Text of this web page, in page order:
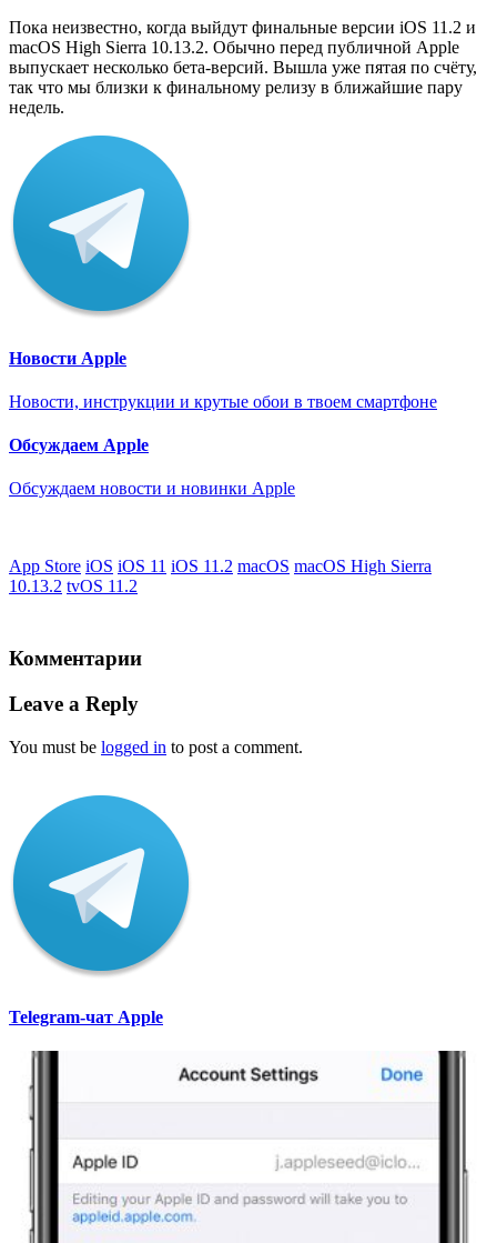
Пока неизвестно, когда выйдут финальные версии iOS 11.2 и
macOS High Sierra 10.13.2. Обычно перед публичной Apple
выпускает несколько бета-версий. Вышла уже пятая по счёту,
так что мы близки к финальному релизу в ближайшие пару
недель.
Новости Apple
Новости, инструкции и крутые обои в твоем смартфоне
Обсуждаем Apple
Обсуждаем новости и новинки Apple
App Store iOS iOS 11 iOS 11.2 macOS macOS High Sierra
10.13.2 tvOS 11.2
Комментарии
Leave a Reply
You must be logged in to post a comment.
Telegram-чат Apple